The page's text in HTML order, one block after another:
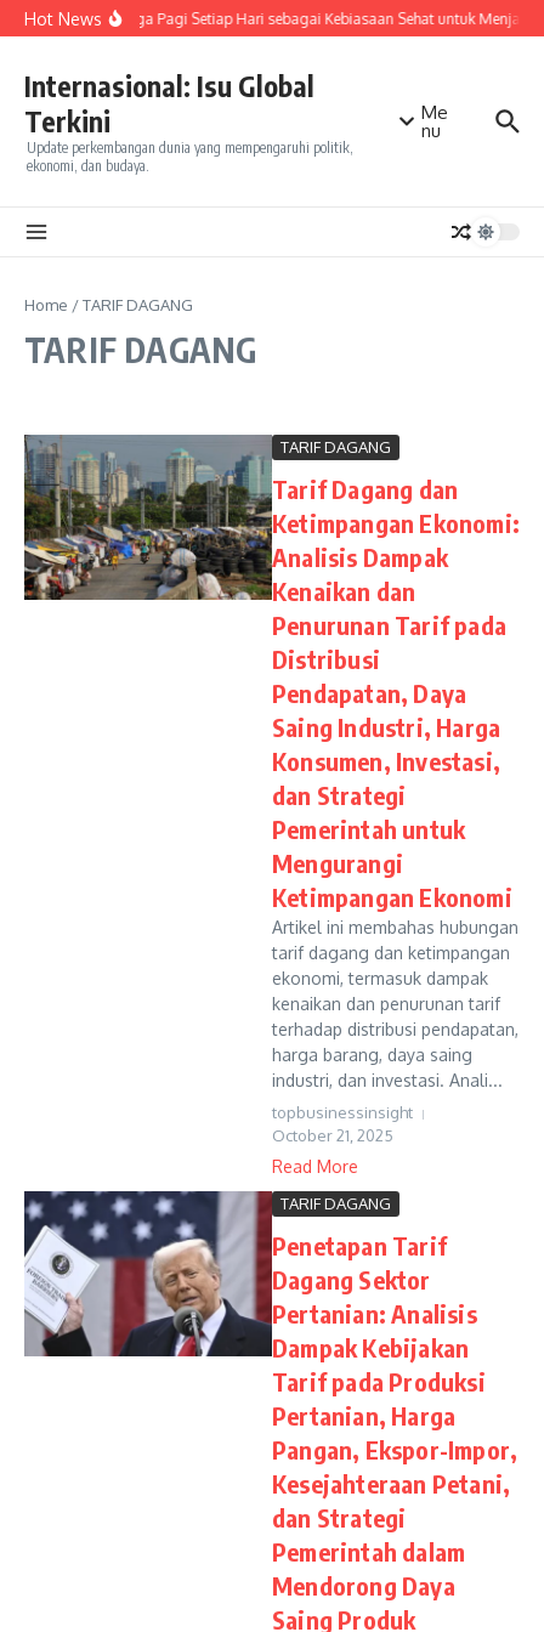
Skip to content
Hot NewsOlahraga Pagi Setiap Hari sebagai Kebiasaan Sehat untuk
Internasional: Isu Global
Terkini
Update perkembangan dunia yang mempengaruhi politik,
ekonomi, dan budaya.
Me
nu
Home /TARIF DAGANG
TARIF DAGANG
TARIF DAGANG
Tarif Dagang dan
Ketimpangan Ekonomi:
Analisis Dampak
Kenaikan dan
Penurunan Tarif pada
Distribusi
Pendapatan, Daya
Saing Industri, Harga
Konsumen, Investasi,
dan Strategi
Pemerintah untuk
Mengurangi
Ketimpangan Ekonomi
Artikel ini membahas hubungan
tarif dagang dan ketimpangan
ekonomi, termasuk dampak
kenaikan dan penurunan tarif
terhadap distribusi pendapatan,
harga barang, daya saing
industri, dan investasi. Anali...
topbusinessinsight
October 21, 2025
Read More
TARIF DAGANG
Penetapan Tarif
Dagang Sektor
Pertanian: Analisis
Dampak Kebijakan
Tarif pada Produksi
Pertanian, Harga
Pangan, Ekspor-Impor,
Kesejahteraan Petani,
dan Strategi
Pemerintah dalam
Mendorong Daya
Saing Produk